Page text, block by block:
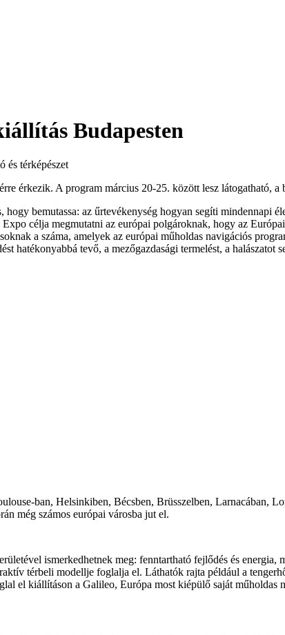
Budapesten
és térképészet
érkezik. A program március 20-25. között lesz látogatható, a
bemutassa: az űrtevékenység hogyan segíti mindennapi
célja megmutatni az európai polgároknak, hogy az
a száma, amelyek az európai műholdas navigációs
hatékonyabbá tevő, a mezőgazdasági termelést, a halászatot
ban, Helsinkiben, Bécsben, Brüsszelben, Larnacában,
még számos európai városba jut el.
ismerkedhetnek meg: fenntartható fejlődés és energia,
térbeli modellje foglalja el. Láthatók rajta például a
el kiállításon a Galileo, Európa most kiépülő saját műholdas